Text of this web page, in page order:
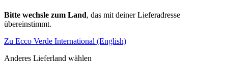
Bitte wechsle zum Land, das mit deiner Lieferadresse
übereinstimmt.
Zu Ecco Verde International (English)
Anderes Lieferland wählen